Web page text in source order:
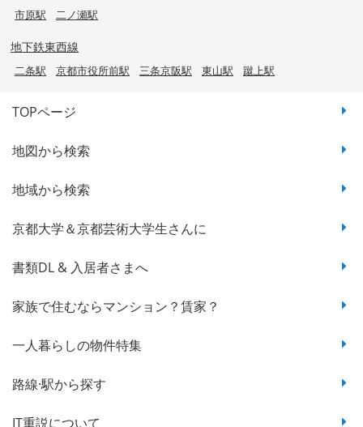
市原駅
二ノ瀬駅
地下鉄東西線
二条駅 京都市役所前駅 三条京阪駅 東山駅 蹴上駅
TOPページ
地図から検索
地域から検索
京都大学＆京都芸術大学生さんに
書類DL & 入居者さまへ
家族で住むならマンション？賃家？
一人暮らしの物件特集
路線·駅から探す
IT重説について